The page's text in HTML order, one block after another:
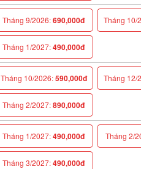
Tháng 9/2026:690,000đ Tháng 10/
Tháng 1/2027:490,000đ
Tháng 10/2026:590,000đ Tháng 12/
Tháng 2/2027:890,000đ
Tháng 1/2027:490,000đ Tháng 2/
Tháng 3/2027:490,000đ